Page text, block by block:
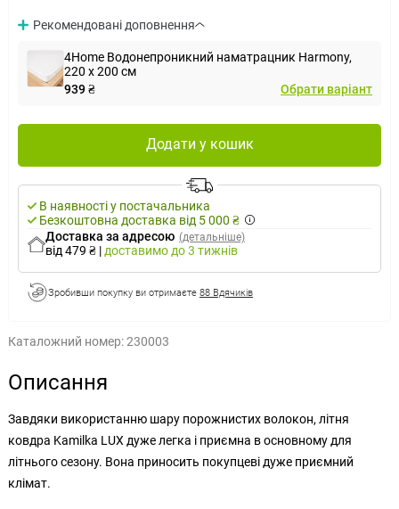
Рекомендовані доповнення
4Home Водонепроникний наматрацник Harmony,
220 x 200 см
939 ₴
Обрати варіант
Додати у кошик
В наявності у постачальника
Безкоштовна доставка від 5 000 ₴
Доставка за адресою (детальніше)
від 479 ₴ | доставимо до 3 тижнів
Зробивши покупку ви отримаєте 88 Вдячиків
Каталожний номер:230003
Описання
Завдяки використанню шару порожнистих волокон, літня
ковдра Kamilka LUX дуже легка і приємна в основному для
літнього сезону. Вона приносить покупцеві дуже приємний
клімат.